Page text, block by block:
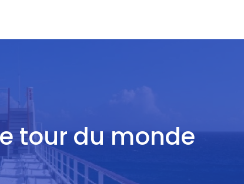
tour du monde